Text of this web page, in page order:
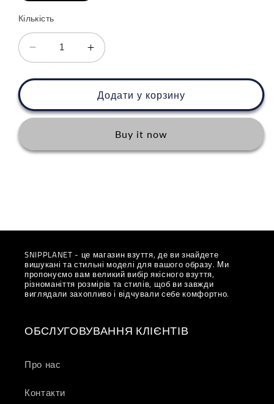
Кількість
Зменшити
кількість
для
Air
Max
Збільшити
кількість
для
Nike
Air
Max
Додати у корзину
Buy it now
SNIPPLANET - це магазин взуття, де ви знайдете
вишукані та стильні моделі для вашого образу. Ми
пропонуємо вам великий вибір якісного взуття,
різноманіття розмірів та стилів, щоб ви завжди
виглядали захопливо і відчували себе комфортно.
ОБСЛУГОВУВАННЯ КЛІЄНТІВ
Про нас
Контакти